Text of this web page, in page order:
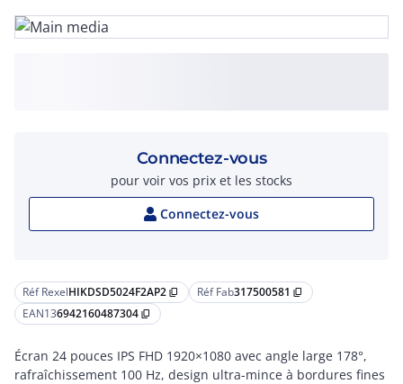
Réf RexelHIKDSD5024F2AP2 content_copy Réf Fab317500581 content_copy
EAN136942160487304 content_copy
Écran 24 pouces IPS FHD 1920×1080 avec angle large 178°,
rafraîchissement 100 Hz, design ultra-mince à bordures fines
Connectez-vous
pour voir vos prix et les stocks
Connectez-vous